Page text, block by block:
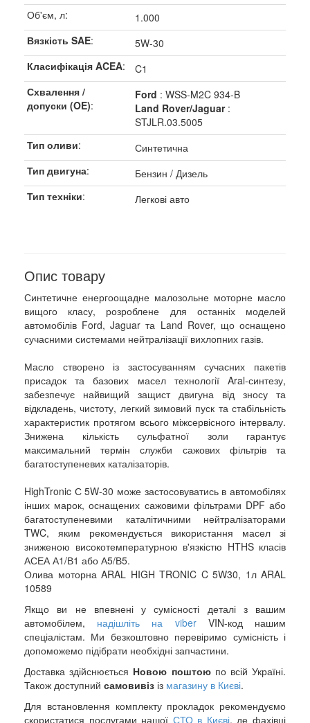
Об'єм, л:
1.000
Вязкість SAE:
5W-30
Класифікація ACEA:
C1
Схвалення /
допуски (OE):
Ford : WSS-M2C 934-B
Land Rover/Jaguar:
STJLR.03.5005
Тип оливи:
Синтетична
Тип двигуна:
Бензин / Дизель
Тип техніки: Легкові авто
Опис товару
Синтетичне енергоощадне малозольне моторне масло
вищого класу, розроблене для останніх моделей
автомобілів Ford, Jaguar та Land Rover, що оснащено
сучасними системами нейтралізації вихлопних газів.
Масло створено із застосуванням сучасних пакетів
присадок та базових масел технології Aral-синтезу,
забезпечує найвищий защист двигуна від зносу та
відкладень, чистоту, легкий зимовий пуск та стабільність
характеристик протягом всього міжсервісного інтервалу.
Знижена кількість сульфатної золи гарантує
максимальний термін служби сажових фільтрів та
багатоступеневих каталізаторів.
HighTronic С 5W-30 може застосовуватись в автомобілях
інших марок, оснащених сажовими фільтрами DPF або
багатоступеневими каталітичними нейтралізаторами
TWC, яким рекомендується використання масел зі
зниженою високотемпературною в'язкістю HTHS класів
АСЕА А1/В1 або А5/В5.
Олива моторна ARAL HIGH TRONIC C 5W30, 1л ARAL
10589
Якщо ви не впевнені у сумісності деталі з вашим
автомобілем, надішліть на viberVIN-код нашим
спеціалістам. Ми безкоштовно перевіримо сумісність і
допоможемо підібрати необхідні запчастини.
Доставка здійснюється Новою поштоюпо всій Україні.
Також доступний самовивіз із магазину в Києві.
Для встановлення комплекту прокладок рекомендуємо
скористатися послугами нашої СТО в Києві, де фахівці